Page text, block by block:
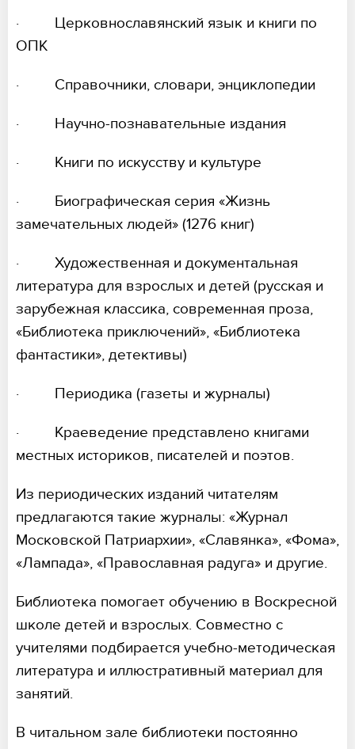
· Церковнославянский язык и книги по
ОПК
· Справочники, словари, энциклопедии
· Научно-познавательные издания
· Книги по искусству и культуре
· Биографическая серия «Жизнь
замечательных людей» (1276 книг)
· Художественная и документальная
литература для взрослых и детей (русская и
зарубежная классика, современная проза,
«Библиотека приключений», «Библиотека
фантастики», детективы)
· Периодика (газеты и журналы)
· Краеведение представлено книгами
местных историков, писателей и поэтов.
Из периодических изданий читателям
предлагаются такие журналы: «Журнал
Московской Патриархии», «Славянка», «Фома»,
«Лампада», «Православная радуга» и другие.
Библиотека помогает обучению в Воскресной
школе детей и взрослых. Совместно с
учителями подбирается учебно-методическая
литература и иллюстративный материал для
занятий.
В читальном зале библиотеки постоянно